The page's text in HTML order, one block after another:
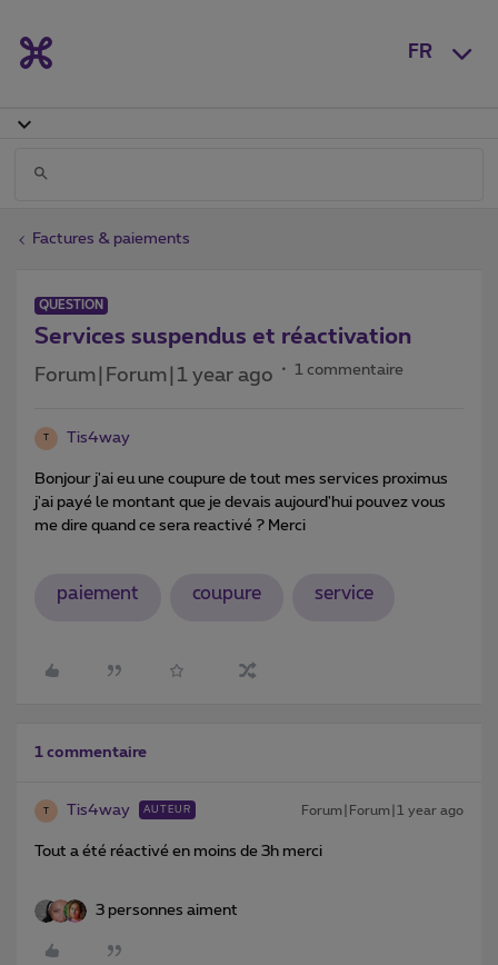
FR
Factures & paiements
QUESTION
Services suspendus et réactivation
Forum|Forum|1 year ago 1 commentaire
Tis4way
Bonjour j'ai eu une coupure de tout mes services proximus
j'ai payé le montant que je devais aujourd'hui pouvez vous
me dire quand ce sera reactivé ? Merci
paiement coupure service
1 commentaire
T Tis4way AUTEUR Forum|Forum|1 year ago
Tout a été réactivé en moins de 3h merci
3 personnes aiment